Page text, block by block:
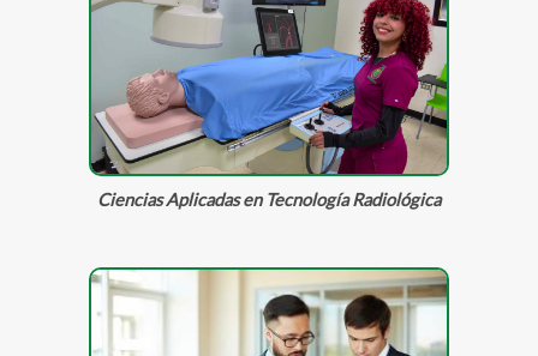
Ciencias Aplicadas en Tecnología Radiológica